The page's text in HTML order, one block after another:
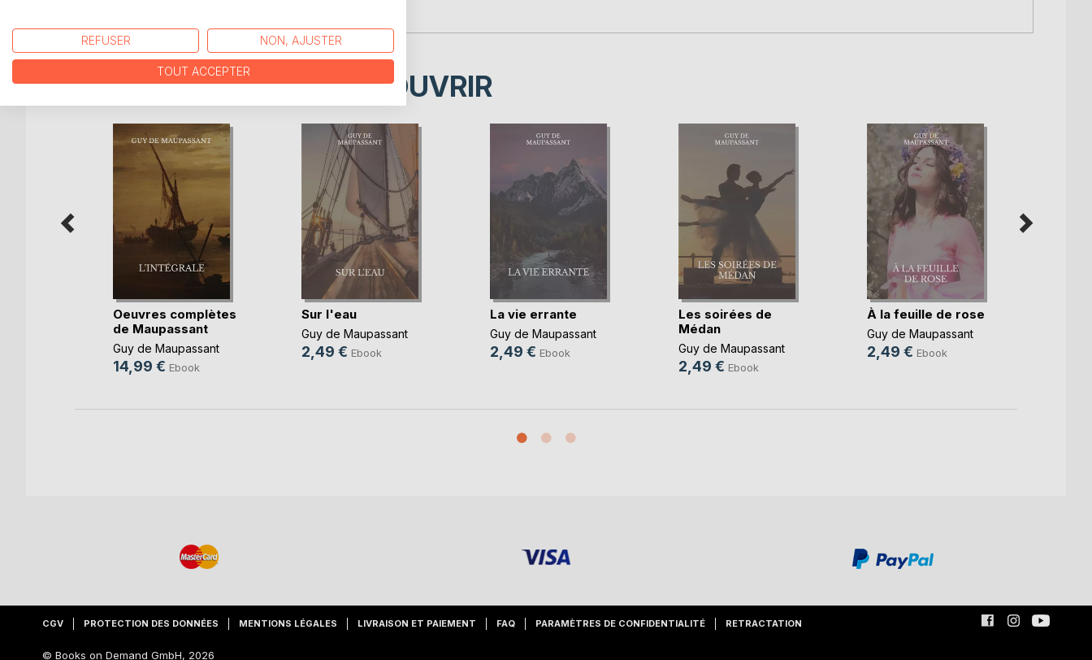
D’AUTRES TITRES À DÉCOUVRIR
Oeuvres complètes
de Maupassant
Guy de Maupassant
14,99 € Ebook
Sur l'eau
Guy de Maupassant
2,49 € Ebook
La vie errante
Guy de Maupassant
2,49 € Ebook
Les soirées de
Médan
Guy de Maupassant
2,49 € Ebook
À la feuille de rose
Guy de Maupassant
2,49 € Ebook
CGV PROTECTION DES DONNÉES MENTIONS LÉGALES LIVRAISON ET PAIEMENT FAQ PARAMÈTRES DE CONFIDENTIALITÉ RETRACTATION
© Books on Demand GmbH, 2026
REFUSER NON, AJUSTER
TOUT ACCEPTER